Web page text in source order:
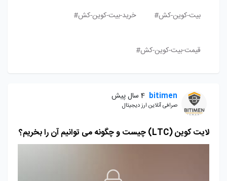
بیت-کوین-کش# خرید-بیت-کوین-کش#
قیمت-بیت-کوین-کش#
bitimen 4 سال پیش
صرافی آنلاین ارز دیجیتال
لایت کوین (LTC) چیست و چگونه می توانیم آن را بخریم؟